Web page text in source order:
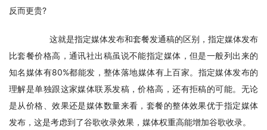
反而更贵?
这就是指定媒体发布和套餐发通稿的区别，指定媒体发布
比套餐价格高，通讯社出稿虽说不能指定媒体，但是一般列出来的
知名媒体有80%都能发，整体落地媒体有上百家。指定媒体发布的
理解是单独跟这家媒体联系发稿，价格高，还有拒稿的可能。无论
是从价格、效果还是媒体数量来看，套餐的整体效果优于指定媒体
发布，这是考虑到了谷歌收录效果，媒体权重高能增加谷歌收录。